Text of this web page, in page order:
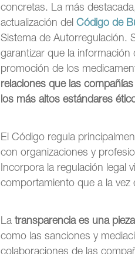
concretas. La más
actualización delCódigo de
Sistema de Autorregulación.
garantizar que la
promoción de los
relaciones que las
los más altos estándares
El Código regula
con organizaciones y
Incorpora la regulación legal
comportamiento que a la vez
Latransparencia es una
como las sanciones y